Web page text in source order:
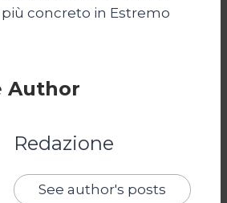
concreto in Estremo
Author
Redazione
See author's posts